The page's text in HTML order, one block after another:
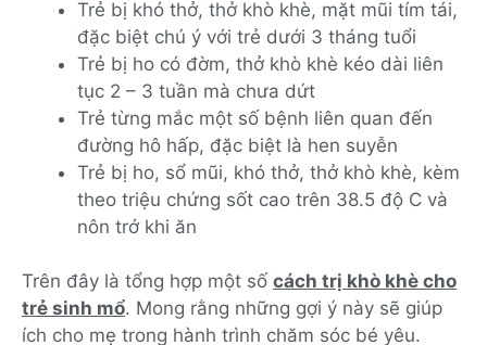
Trẻ bị khó thở, thở khò khè, mặt mũi tím tái,
đặc biệt chú ý với trẻ dưới 3 tháng tuổi
Trẻ bị ho có đờm, thở khò khè kéo dài liên
tục 2 – 3 tuần mà chưa dứt
Trẻ từng mắc một số bệnh liên quan đến
đường hô hấp, đặc biệt là hen suyễn
Trẻ bị ho, sổ mũi, khó thở, thở khò khè, kèm
theo triệu chứng sốt cao trên 38.5 độ C và
nôn trớ khi ăn
Trên đây là tổng hợp một số cách trị khò khè cho
trẻ sinh mổ. Mong rằng những gợi ý này sẽ giúp
ích cho mẹ trong hành trình chăm sóc bé yêu.